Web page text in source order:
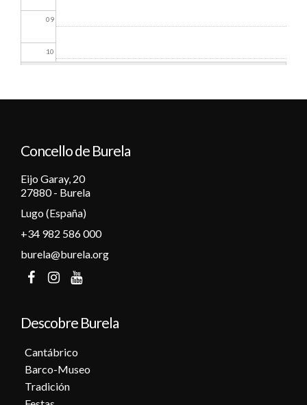
09
10
13
14
15
17
20
Concello de Burela
Eijo Garay, 20
27880 - Burela
Lugo (España)
+34 982 586 000
burela@burela.org
Descobre Burela
Cantábrico
Barco-Museo
Tradición